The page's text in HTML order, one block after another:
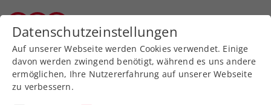
Turniere
Datenschutzeinstellungen
Auf unserer Webseite werden Cookies verwendet. Einige
davon werden zwingend benötigt, während es uns andere
ermöglichen, Ihre Nutzererfahrung auf unserer Webseite
zu verbessern.